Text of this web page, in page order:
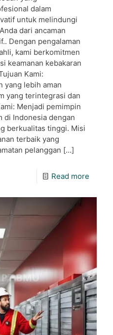
dalam
untuk melindungi
dari ancaman
Dengan pengalaman
kami berkomitmen
keamanan kebakaran
Kami:
yang lebih aman
yang terintegrasi dan
Menjadi pemimpin
di Indonesia dengan
berkualitas tinggi. Misi
terbaik yang
pelanggan […]
Read more